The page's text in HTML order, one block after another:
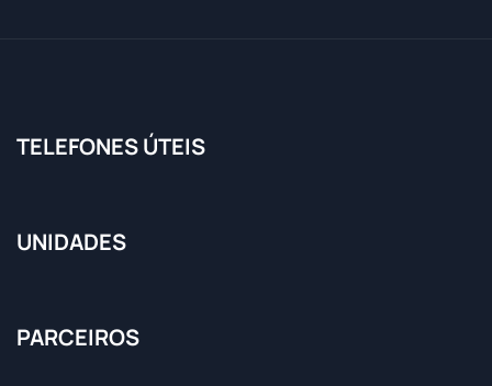
TELEFONES ÚTEIS
UNIDADES
PARCEIROS